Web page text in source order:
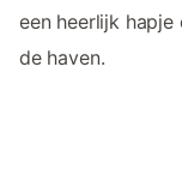
een heerlijk
de haven.